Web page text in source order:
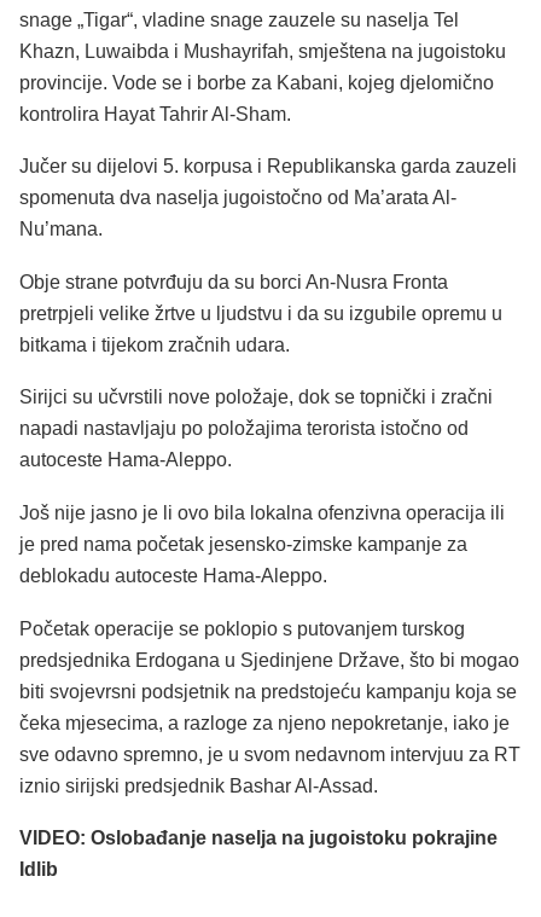
snage „Tigar“, vladine snage zauzele su naselja Tel
Khazn, Luwaibda i Mushayrifah, smještena na jugoistoku
provincije. Vode se i borbe za Kabani, kojeg djelomično
kontrolira Hayat Tahrir Al-Sham.
Jučer su dijelovi 5. korpusa i Republikanska garda zauzeli
spomenuta dva naselja jugoistočno od Ma’arata Al-
Nu’mana.
Obje strane potvrđuju da su borci An-Nusra Fronta
pretrpjeli velike žrtve u ljudstvu i da su izgubile opremu u
bitkama i tijekom zračnih udara.
Sirijci su učvrstili nove položaje, dok se topnički i zračni
napadi nastavljaju po položajima terorista istočno od
autoceste Hama-Aleppo.
Još nije jasno je li ovo bila lokalna ofenzivna operacija ili
je pred nama početak jesensko-zimske kampanje za
deblokadu autoceste Hama-Aleppo.
Početak operacije se poklopio s putovanjem turskog
predsjednika Erdogana u Sjedinjene Države, što bi mogao
biti svojevrsni podsjetnik na predstojeću kampanju koja se
čeka mjesecima, a razloge za njeno nepokretanje, iako je
sve odavno spremno, je u svom nedavnom intervjuu za RT
iznio sirijski predsjednik Bashar Al-Assad.
VIDEO: Oslobađanje naselja na jugoistoku pokrajine
Idlib